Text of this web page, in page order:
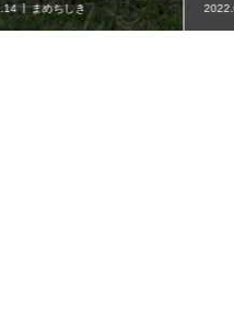
2022.01.07 まめちしき